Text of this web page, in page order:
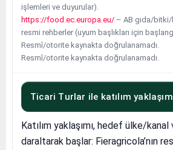
işlemleri ve duyurular).
https://food.ec.europa.eu/ – AB gıda/bitki/
resmi rehberler (uyum başlıkları için
Resmî/otorite kaynakta doğrulanamadı.
Resmî/otorite kaynakta doğrulanamadı.
Ticari Turlar ile katılım
Katılım yaklaşımı, hedef ülke/kanal
daraltarak başlar: Fieragricola’nın